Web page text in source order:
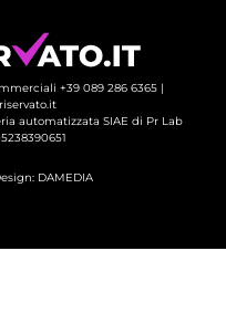
+39 089 286 6365 |
automatizzata SIAE di Pr Lab
DAMEDIA